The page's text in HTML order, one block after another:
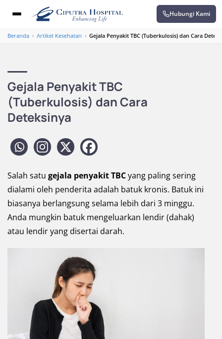
Hubungi Kami
Beranda › Artikel Kesehatan › Gejala Penyakit TBC (Tuberkulosis) dan Cara
Gejala Penyakit TBC
(Tuberkulosis) dan Cara
Deteksinya
Salah satu gejala penyakit TBCyang paling sering
dialami oleh penderita adalah batuk kronis. Batuk ini
biasanya berlangsung selama lebih dari 3 minggu.
Anda mungkin batuk mengeluarkan lendir (dahak)
atau lendir yang disertai darah.